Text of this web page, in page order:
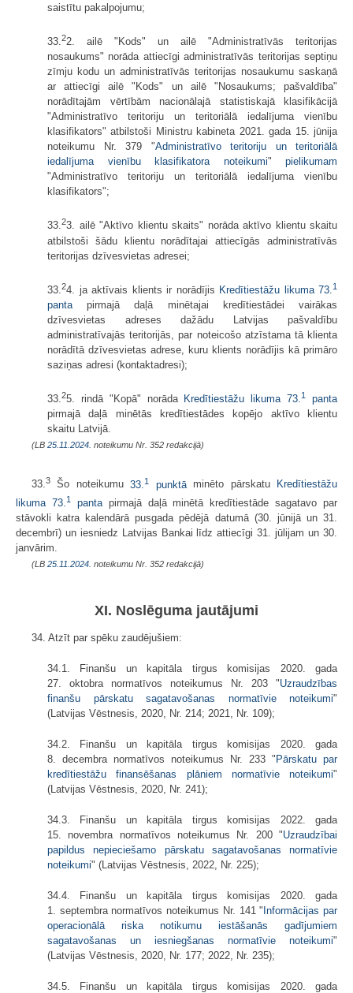
saistītu pakalpojumu;
33.22. ailē "Kods" un ailē "Administratīvās teritorijas
nosaukums" norāda attiecīgi administratīvās teritorijas septiņu
zīmju kodu un administratīvās teritorijas nosaukumu saskaņā
ar attiecīgi ailē "Kods" un ailē "Nosaukums; pašvaldība"
norādītajām vērtībām nacionālajā statistiskajā klasifikācijā
"Administratīvo teritoriju un teritoriālā iedalījuma vienību
klasifikators" atbilstoši Ministru kabineta 2021. gada 15. jūnija
noteikumu Nr. 379 "Administratīvo teritoriju un teritoriālā
iedalījuma vienību klasifikatora noteikumi" pielikumam
"Administratīvo teritoriju un teritoriālā iedalījuma vienību
klasifikators";
33.23. ailē "Aktīvo klientu skaits" norāda aktīvo klientu skaitu
atbilstoši šādu klientu norādītajai attiecīgās administratīvās
teritorijas dzīvesvietas adresei;
33.24. ja aktīvais klients ir norādījis Kredītiestāžu likuma 73.1
pantapirmajā daļā minētajai kredītiestādei vairākas
dzīvesvietas adreses dažādu Latvijas pašvaldību
administratīvajās teritorijās, par noteicošo atzīstama tā klienta
norādītā dzīvesvietas adrese, kuru klients norādījis kā primāro
saziņas adresi (kontaktadresi);
33.25. rindā "Kopā" norāda Kredītiestāžu likuma 73.1
panta
pirmajā daļā minētās kredītiestādes kopējo aktīvo klientu
skaitu Latvijā.
(LB 25.11.2024. noteikumu Nr. 352 redakcijā)
33.3 Šo noteikumu33.1 punktāminēto pārskatu
Kredītiestāžu
likuma 73.1pantapirmajā daļā minētā kredītiestāde sagatavo par
stāvokli katra kalendārā pusgada pēdējā datumā (30. jūnijā un 31.
decembrī) un iesniedz Latvijas Bankai līdz attiecīgi 31. jūlijam un 30.
janvārim.
(LB 25.11.2024. noteikumu Nr. 352 redakcijā)
XI. Noslēguma jautājumi
34. Atzīt par spēku zaudējušiem:
34.1. Finanšu un kapitāla tirgus komisijas 2020. gada
27. oktobra normatīvos noteikumus Nr. 203 "Uzraudzības
finanšu pārskatu sagatavošanas normatīvie noteikumi"
(Latvijas Vēstnesis, 2020, Nr. 214; 2021, Nr. 109);
34.2. Finanšu un kapitāla tirgus komisijas 2020. gada
8. decembra normatīvos noteikumus Nr. 233 "Pārskatu par
kredītiestāžu finansēšanas plāniem normatīvie noteikumi"
(Latvijas Vēstnesis, 2020, Nr. 241);
34.3. Finanšu un kapitāla tirgus komisijas 2022. gada
15. novembra normatīvos noteikumus Nr. 200 "Uzraudzībai
papildus nepieciešamo pārskatu sagatavošanas normatīvie
noteikumi" (Latvijas Vēstnesis, 2022, Nr. 225);
34.4. Finanšu un kapitāla tirgus komisijas 2020. gada
1. septembra normatīvos noteikumus Nr. 141 "Informācijas par
operacionālā riska notikumu iestāšanās gadījumiem
sagatavošanas un iesniegšanas normatīvie noteikumi"
(Latvijas Vēstnesis, 2020, Nr. 177; 2022, Nr. 235);
34.5. Finanšu un kapitāla tirgus komisijas 2020. gada